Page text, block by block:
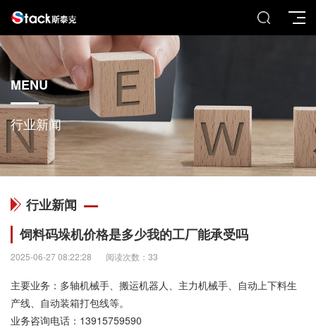
MENU
行业新闻
行业新闻
饲料码垛机价格是多少我的工厂能承受吗
2025-06-27 08:22:28 阅读次数：33
主要业务：多轴机械手、搬运机器人、主力机械手、自动上下料生
产线、自动装箱打包线等。
业务咨询电话： 13915759590